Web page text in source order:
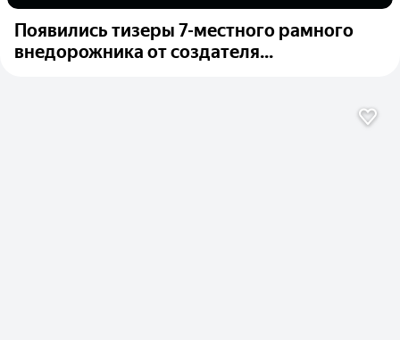
Появились тизеры 7-местного рамного
внедорожника от создателя...